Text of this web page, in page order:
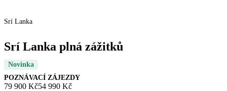
Srí Lanka
Srí Lanka plná zážitků
Novinka
POZNÁVACÍ ZÁJEZDY
79 900 Kč54 990 Kč